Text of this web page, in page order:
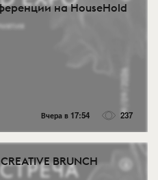
на HouseHold
Вчера в 17:54 237
BRUNCH